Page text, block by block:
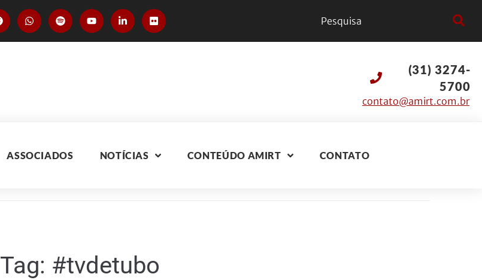
(31) 3274-
5700
contato@amirt.com.br
ASSOCIADOS NOTÍCIAS CONTEÚDO AMIRT CONTATO
Tag: #tvdetubo